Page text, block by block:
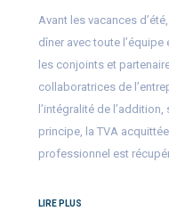
Avant les vacances
dîner avec toute
les conjoints et
collaboratrices de
l’intégralité de
principe, la TVA
professionnel est
LIRE PLUS